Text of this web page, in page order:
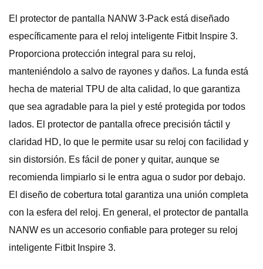
El protector de pantalla NANW 3-Pack está diseñado
específicamente para el reloj inteligente Fitbit Inspire 3.
Proporciona protección integral para su reloj,
manteniéndolo a salvo de rayones y daños. La funda está
hecha de material TPU de alta calidad, lo que garantiza
que sea agradable para la piel y esté protegida por todos
lados. El protector de pantalla ofrece precisión táctil y
claridad HD, lo que le permite usar su reloj con facilidad y
sin distorsión. Es fácil de poner y quitar, aunque se
recomienda limpiarlo si le entra agua o sudor por debajo.
El diseño de cobertura total garantiza una unión completa
con la esfera del reloj. En general, el protector de pantalla
NANW es un accesorio confiable para proteger su reloj
inteligente Fitbit Inspire 3.